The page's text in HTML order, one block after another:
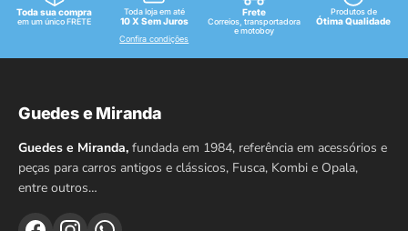
Toda sua compra
em um único FRETE
Toda loja em até
10 X Sem Juros
Confira condições
Frete
Correios, transportadora
e motoboy
Produtos de
Ótima Qualidade
Guedes e Miranda
Guedes e Miranda, fundada em 1984, referência em acessórios e
peças para carros antigos e clássicos, Fusca, Kombi e Opala,
entre outros…